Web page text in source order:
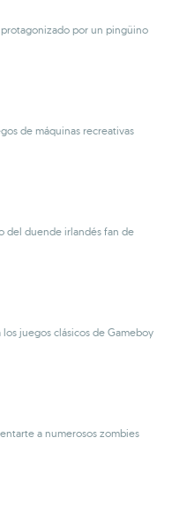
por un pingüino
de máquinas recreativas
del duende irlandés fan de
juegos clásicos de Gameboy
a numerosos zombies